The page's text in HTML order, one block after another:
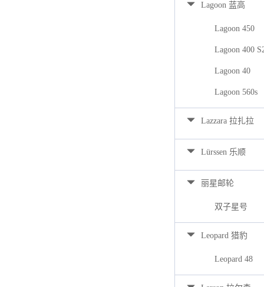
Lagoon 蓝高
Lagoon 450
Lagoon 400
Lagoon 40
Lagoon 560s
Lazzara 拉扎拉
Lürssen 乐顺
丽星邮轮
双子星号
Leopard 猎豹
Leopard 48